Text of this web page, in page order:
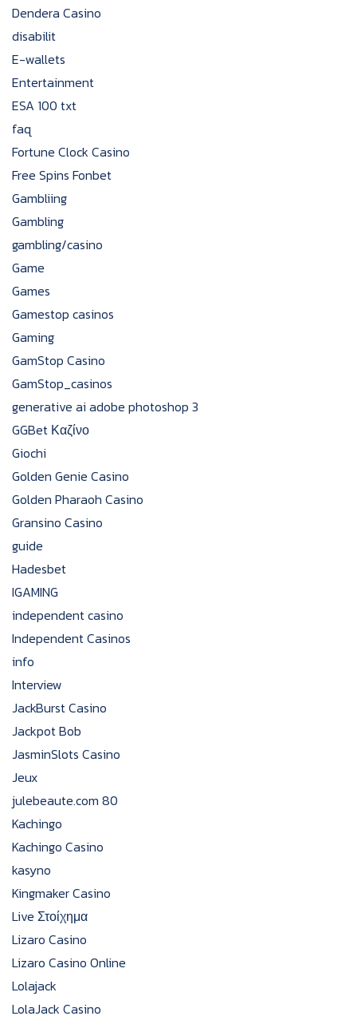
Dendera Casino
disabilit
E-wallets
Entertainment
ESA 100 txt
faq
Fortune Clock Casino
Free Spins Fonbet
Gambliing
Gambling
gambling/casino
Game
Games
Gamestop casinos
Gaming
GamStop Casino
GamStop_casinos
generative ai adobe photoshop 3
GGBet Καζίνο
Giochi
Golden Genie Casino
Golden Pharaoh Casino
Gransino Casino
guide
Hadesbet
IGAMING
independent casino
Independent Casinos
info
Interview
JackBurst Casino
Jackpot Bob
JasminSlots Casino
Jeux
julebeaute.com 80
Kachingo
Kachingo Casino
kasyno
Kingmaker Casino
Live Στοίχημα
Lizaro Casino
Lizaro Casino Online
Lolajack
LolaJack Casino